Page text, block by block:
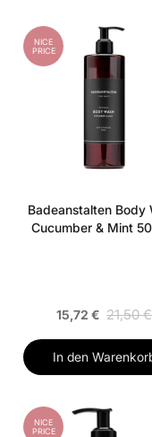
NICE
PRICE
Badeanstalten Body
Cucumber & Mint
15,72 € 21,50 €
In den
NICE
PRICE